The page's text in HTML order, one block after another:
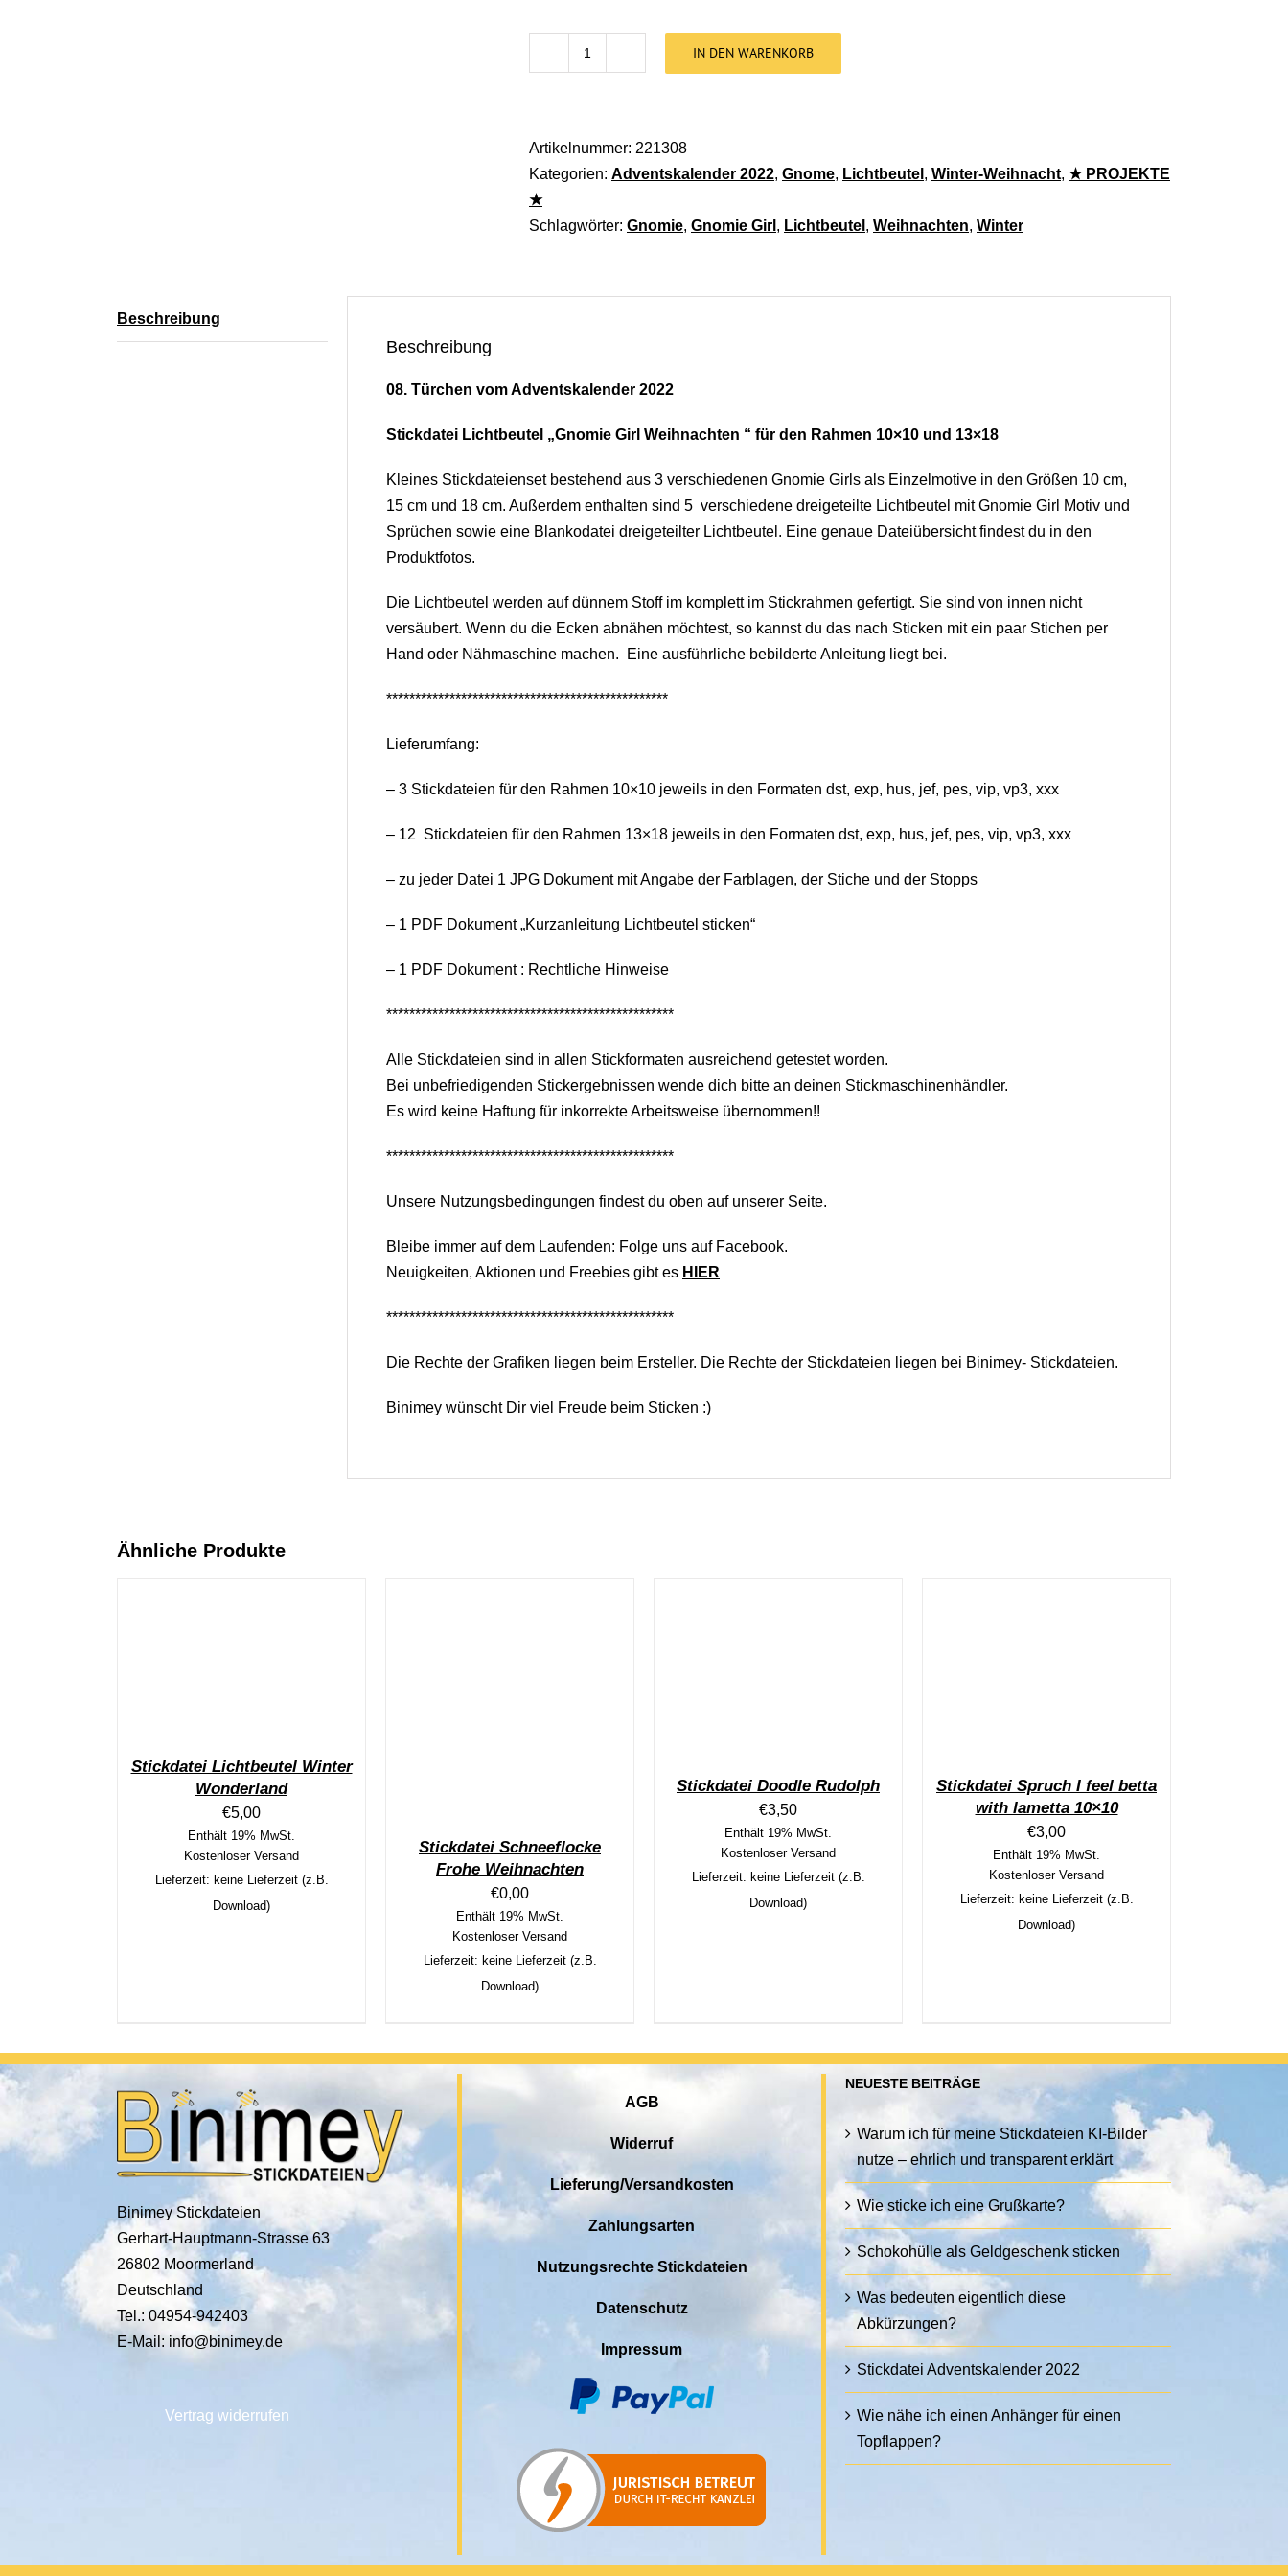
IN DEN WARENKORB
Artikelnummer: 221308
Kategorien: Adventskalender 2022, Gnome, Lichtbeutel , Winter-Weihnacht, ★ PROJEKTE
★
Schlagwörter: Gnomie, Gnomie Girl , Lichtbeutel , Weihnachten, Winter
Beschreibung
Beschreibung
08. Türchen vom Adventskalender 2022
Stickdatei Lichtbeutel „Gnomie Girl Weihnachten “ für den Rahmen 10×10 und 13×18
Kleines Stickdateienset bestehend aus 3 verschiedenen Gnomie Girls als Einzelmotive in den Größen 10 cm,
15 cm und 18 cm. Außerdem enthalten sind 5 verschiedene dreigeteilte Lichtbeutel mit Gnomie Girl Motiv und
Sprüchen sowie eine Blankodatei dreigeteilter Lichtbeutel. Eine genaue Dateiübersicht findest du in den
Produktfotos.
Die Lichtbeutel werden auf dünnem Stoff im komplett im Stickrahmen gefertigt. Sie sind von innen nicht
versäubert. Wenn du die Ecken abnähen möchtest, so kannst du das nach Sticken mit ein paar Stichen per
Hand oder Nähmaschine machen. Eine ausführliche bebilderte Anleitung liegt bei.
*************************************************
Lieferumfang:
– 3 Stickdateien für den Rahmen 10×10 jeweils in den Formaten dst, exp, hus, jef, pes, vip, vp3, xxx
– 12 Stickdateien für den Rahmen 13×18 jeweils in den Formaten dst, exp, hus, jef, pes, vip, vp3, xxx
– zu jeder Datei 1 JPG Dokument mit Angabe der Farblagen, der Stiche und der Stopps
– 1 PDF Dokument „Kurzanleitung Lichtbeutel sticken“
– 1 PDF Dokument : Rechtliche Hinweise
**************************************************
Alle Stickdateien sind in allen Stickformaten ausreichend getestet worden.
Bei unbefriedigenden Stickergebnissen wende dich bitte an deinen Stickmaschinenhändler.
Es wird keine Haftung für inkorrekte Arbeitsweise übernommen!!
**************************************************
Unsere Nutzungsbedingungen findest du oben auf unserer Seite.
Bleibe immer auf dem Laufenden: Folge uns auf Facebook.
Neuigkeiten, Aktionen und Freebies gibt es HIER
**************************************************
Die Rechte der Grafiken liegen beim Ersteller. Die Rechte der Stickdateien liegen bei Binimey- Stickdateien.
Binimey wünscht Dir viel Freude beim Sticken :)
Ähnliche Produkte
Stickdatei Lichtbeutel Winter
Wonderland
€5,00
Enthält 19% MwSt.
Kostenloser Versand
Lieferzeit: keine Lieferzeit (z.B.
Download)
Stickdatei Schneeflocke
Frohe Weihnachten
€0,00
Enthält 19% MwSt.
Kostenloser Versand
Lieferzeit: keine Lieferzeit (z.B.
Download)
Stickdatei Doodle Rudolph
€3,50
Enthält 19% MwSt.
Kostenloser Versand
Lieferzeit: keine Lieferzeit (z.B.
Download)
Stickdatei Spruch I feel betta
with lametta 10×10
€3,00
Enthält 19% MwSt.
Kostenloser Versand
Lieferzeit: keine Lieferzeit (z.B.
Download)
Binimey Stickdateien
Gerhart-Hauptmann-Strasse 63
26802 Moormerland
Deutschland
Tel.: 04954-942403
E-Mail: info@binimey.de
Vertrag widerrufen
AGB
Widerruf
Lieferung/Versandkosten
Zahlungsarten
Nutzungsrechte Stickdateien
Datenschutz
Impressum
NEUESTE BEITRÄGE
Warum ich für meine Stickdateien KI-Bilder
nutze – ehrlich und transparent erklärt
Wie sticke ich eine Grußkarte?
Schokohülle als Geldgeschenk sticken
Was bedeuten eigentlich diese
Abkürzungen?
Stickdatei Adventskalender 2022
Wie nähe ich einen Anhänger für einen
Topflappen?